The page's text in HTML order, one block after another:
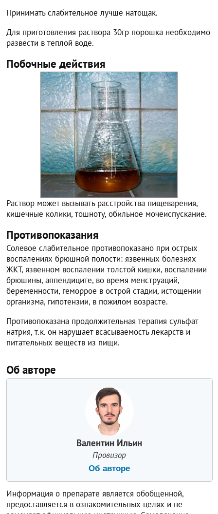
Принимать слабительное лучше натощак.
Для приготовления раствора 30гр порошка необходимо
развести в теплой воде.
Побочные действия
Раствор может вызывать расстройства пищеварения,
кишечные колики, тошноту, обильное мочеиспускание.
Противопоказания
Солевое слабительное противопоказано при острых
воспалениях брюшной полости: язвенных болезнях
ЖКТ, язвенном воспалении толстой кишки, воспалении
брюшины, аппендиците, во время менструаций,
беременности, геморрое в острой стадии, истощении
организма, гипотензии, в пожилом возрасте.
Противопоказана продолжительная терапия сульфат
натрия, т.к. он нарушает всасываемость лекарств и
питательных веществ из пищи.
Об авторе
Валентин Ильин
Провизор
Об авторе
Информация о препарате является обобщенной,
предоставляется в ознакомительных целях и не